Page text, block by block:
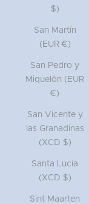
$)
San Martín
(EUR €)
San Pedro y
Miquelón (EUR
€)
San Vicente y
las Granadinas
(XCD $)
Santa Lucía
(XCD $)
Sint Maarten